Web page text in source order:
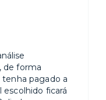
de forma
tenha pagado a
escolhido ficará